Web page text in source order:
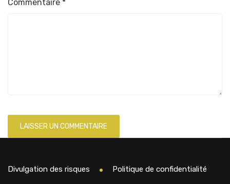
Commentaire *
Divulgation des risques
Politique de confidentialité